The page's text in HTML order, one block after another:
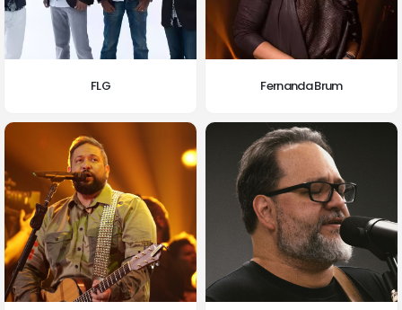
FLG Fernanda Brum